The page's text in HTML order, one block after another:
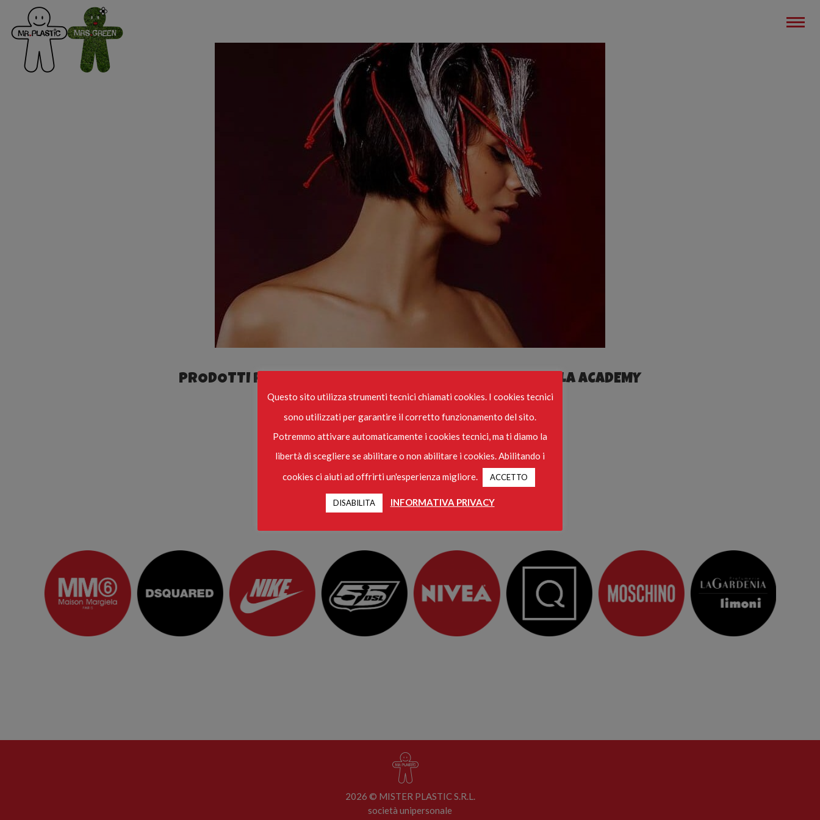
PRODOTTI REALIZZATI PER ALDO COPPOLA / ALDO COPPOLA ACADEMY
HOME
2026 © MISTER PLASTIC S.R.L.
società unipersonale
Questo sito utilizza strumenti tecnici chiamati cookies. I cookies tecnici
sono utilizzati per garantire il corretto funzionamento del sito.
Potremmo attivare automaticamente i cookies tecnici, ma ti diamo la
libertà di scegliere se abilitare o non abilitare i cookies. Abilitando i
cookies ci aiuti ad offrirti un'esperienza migliore.
ACCETTO
DISABILITA INFORMATIVA PRIVACY